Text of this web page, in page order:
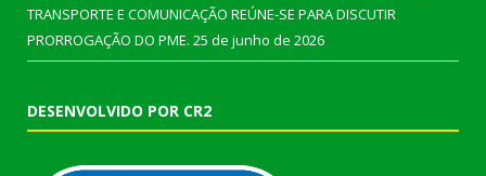
TRANSPORTE E COMUNICAÇÃO REÚNE-SE PARA DISCUTIR
PRORROGAÇÃO DO PME. 25 de junho de 2026
DESENVOLVIDO POR CR2